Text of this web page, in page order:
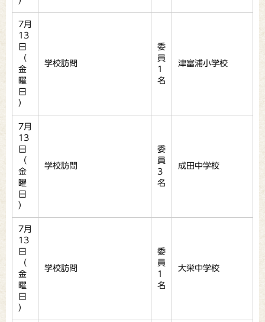
7月
13
日
（
金
曜
日
）
学校訪問
委
員
1
名
津富浦小学校
7月
13
日
（
金
曜
日
）
学校訪問
委
員
3
名
成田中学校
7月
13
日
（
金
曜
日
）
学校訪問
委
員
1
名
大栄中学校